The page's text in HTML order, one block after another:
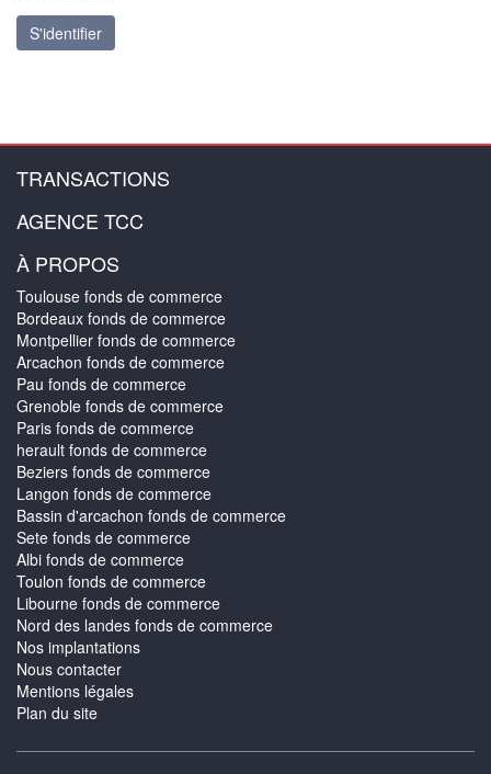
S'identifier
TRANSACTIONS
AGENCE TCC
À PROPOS
Toulouse fonds de commerce
Bordeaux fonds de commerce
Montpellier fonds de commerce
Arcachon fonds de commerce
Pau fonds de commerce
Grenoble fonds de commerce
Paris fonds de commerce
herault fonds de commerce
Beziers fonds de commerce
Langon fonds de commerce
Bassin d'arcachon fonds de commerce
Sete fonds de commerce
Albi fonds de commerce
Toulon fonds de commerce
Libourne fonds de commerce
Nord des landes fonds de commerce
Nos implantations
Nous contacter
Mentions légales
Plan du site